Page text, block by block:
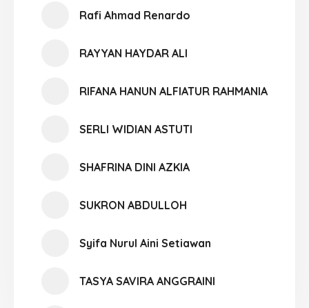
Rafi Ahmad Renardo
RAYYAN HAYDAR ALI
RIFANA HANUN ALFIATUR RAHMANIA
SERLI WIDIAN ASTUTI
SHAFRINA DINI AZKIA
SUKRON ABDULLOH
Syifa Nurul Aini Setiawan
TASYA SAVIRA ANGGRAINI